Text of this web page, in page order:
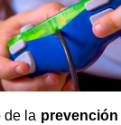
de la prevención